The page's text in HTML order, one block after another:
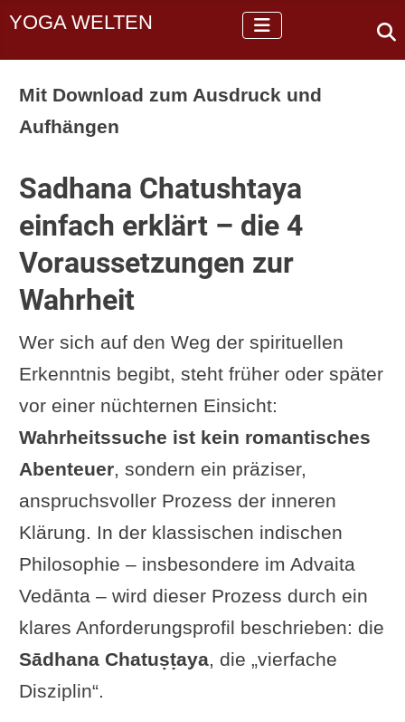
YOGA WELTEN
Mit Download zum Ausdruck und
Aufhängen
Sadhana Chatushtaya
einfach erklärt – die 4
Voraussetzungen zur
Wahrheit
Wer sich auf den Weg der spirituellen
Erkenntnis begibt, steht früher oder später
vor einer nüchternen Einsicht:
Wahrheitssuche ist kein romantisches
Abenteuer, sondern ein präziser,
anspruchsvoller Prozess der inneren
Klärung. In der klassischen indischen
Philosophie – insbesondere im Advaita
Vedānta – wird dieser Prozess durch ein
klares Anforderungsprofil beschrieben: die
Sādhana Chatuṣṭaya, die „vierfache
Disziplin“.